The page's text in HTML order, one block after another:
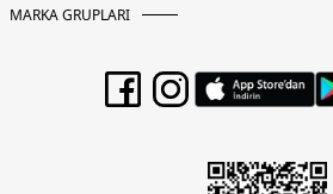
MARKA GRUPLARI